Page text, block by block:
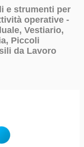
e strumenti per
operative -
Vestiario,
Piccoli
da Lavoro